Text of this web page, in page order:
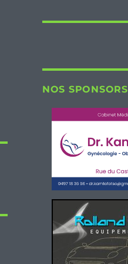
NOS SPONSORS